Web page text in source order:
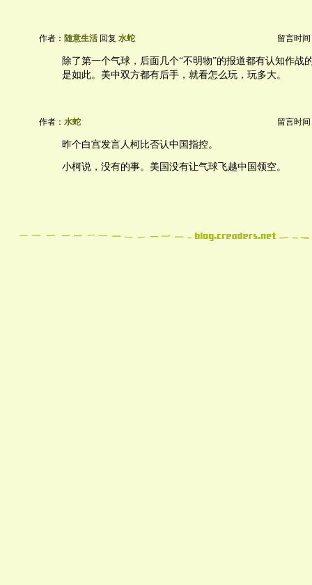
作者： 随意生活 回复 水蛇 留言时间
除了第一个气球，后面几个“不明物”的报道都有认知作战
是如此。美中双方都有后手，就看怎么玩，玩多大。
作者： 水蛇 留言时间
昨个白宫发言人柯比否认中国指控。
小柯说，没有的事。美国没有让气球飞越中国领空。